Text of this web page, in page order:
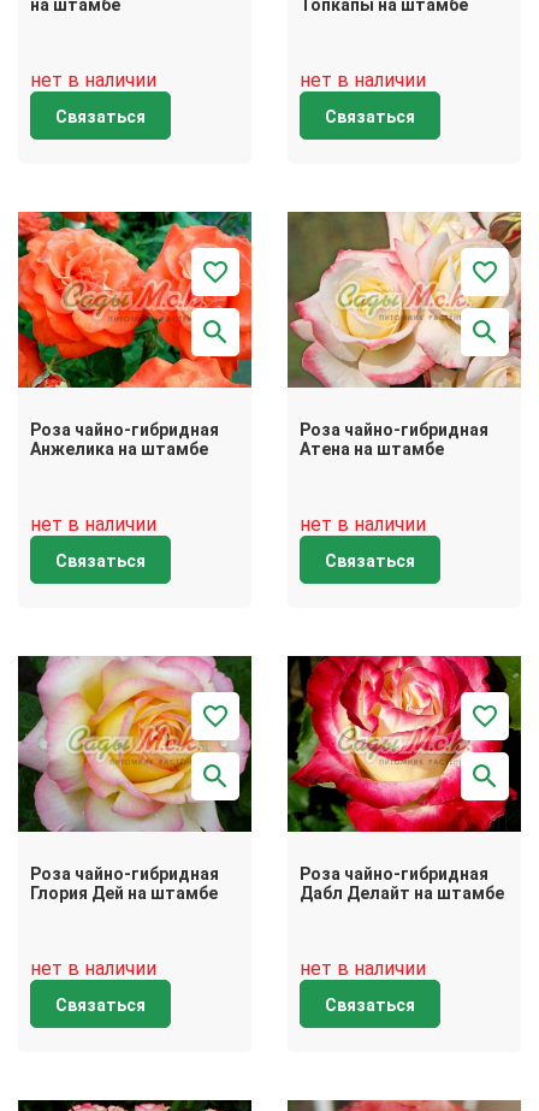
на штамбе
нет в наличии
Связаться
Топкапы на штамбе
нет в наличии
Связаться
Роза чайно-гибридная
Анжелика на штамбе
нет в наличии
Связаться
Роза чайно-гибридная
Атена на штамбе
нет в наличии
Связаться
Роза чайно-гибридная
Глория Дей на штамбе
нет в наличии
Связаться
Роза чайно-гибридная
Дабл Делайт на штамбе
нет в наличии
Связаться